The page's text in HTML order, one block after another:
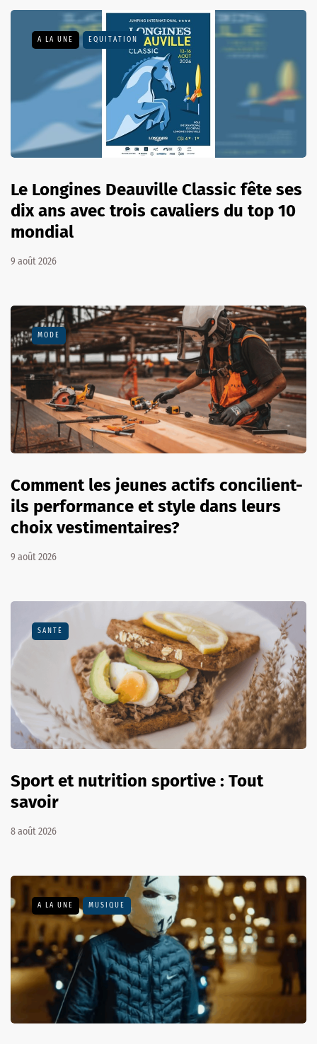
A LA UNE EQUITATION
Le Longines Deauville Classic fête ses
dix ans avec trois cavaliers du top 10
mondial
9 août 2026
MODE
Comment les jeunes actifs concilient-
ils performance et style dans leurs
choix vestimentaires?
9 août 2026
SANTÉ
Sport et nutrition sportive : Tout
savoir
8 août 2026
A LA UNE MUSIQUE